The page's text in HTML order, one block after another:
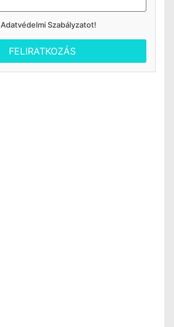
Adatvédelmi Szabályzatot!
FELIRATKOZÁS